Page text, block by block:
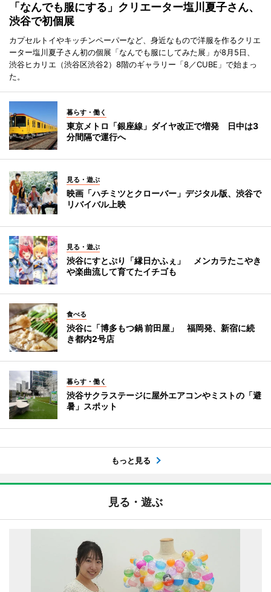
「なんでも服にする」クリエーター塩川夏子さん、
渋谷で初個展
カプセルトイやキッチンペーパーなど、身近なもので洋服を作るクリエ
ーター塩川夏子さん初の個展「なんでも服にしてみた展」が8月5日、
渋谷ヒカリエ（渋谷区渋谷2）8階のギャラリー「8／CUBE」で始まっ
た。
暮らす・働く
東京メトロ「銀座線」ダイヤ改正で増発 日中は3
分間隔で運行へ
見る・遊ぶ
映画「ハチミツとクローバー」デジタル版、渋谷で
リバイバル上映
見る・遊ぶ
渋谷にすとぷり「縁日かふぇ」 メンカラたこやき
や楽曲流して育てたイチゴも
食べる
渋谷に「博多もつ鍋 前田屋」 福岡発、新宿に続
き都内2号店
暮らす・働く
渋谷サクラステージに屋外エアコンやミストの「避
暑」スポット
もっと見る
見る・遊ぶ